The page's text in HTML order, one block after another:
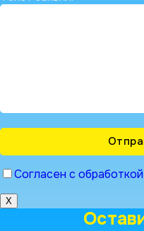
Согласен с
X